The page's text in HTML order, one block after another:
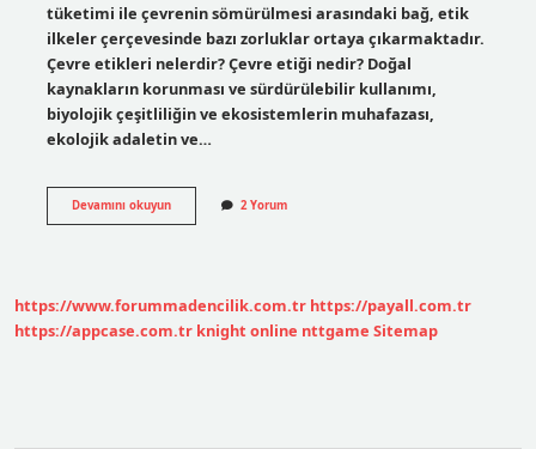
tüketimi ile çevrenin sömürülmesi arasındaki bağ, etik
ilkeler çerçevesinde bazı zorluklar ortaya çıkarmaktadır.
Çevre etikleri nelerdir? Çevre etiği nedir? Doğal
kaynakların korunması ve sürdürülebilir kullanımı,
biyolojik çeşitliliğin ve ekosistemlerin muhafazası,
ekolojik adaletin ve…
Devamını okuyunÇevre
Etiği
2 Yorum
https://www.forummadencilik.com.tr https://payall.com.tr
https://appcase.com.tr knight online nttgame Sitemap